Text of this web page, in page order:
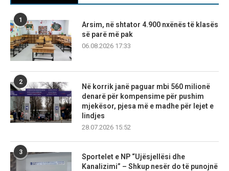
1
Arsim, në shtator 4.900 nxënës të klasës
së parë më pak
06.08.2026 17:33
2
Në korrik janë paguar mbi 560 milionë
denarë për kompensime për pushim
mjekësor, pjesa më e madhe për lejet e
lindjes
28.07.2026 15:52
3
Sportelet e NP “Ujësjellësi dhe
Kanalizimi” – Shkup nesër do të punojnë